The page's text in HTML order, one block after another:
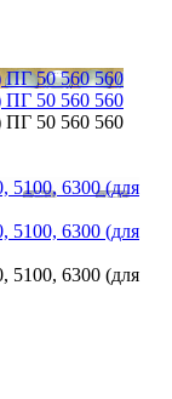
ПГ 50 560 560
ПГ 50 560 560
ПГ 50 560 560
5100, 6300 (для
5100, 6300 (для
5100, 6300 (для